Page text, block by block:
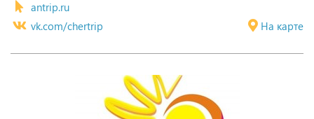
На карте
antrip.ru
vk.com/chertrip